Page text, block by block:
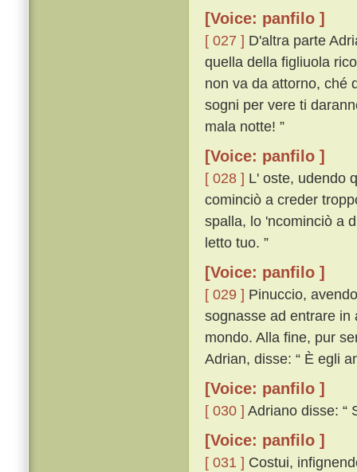
[Voice: panfilo ]
[ 027 ] D'altra parte
quella della figliuola
non va da attorno, ché
sogni per vere ti
mala notte! ”
[Voice: panfilo ]
[ 028 ] L' oste, udendo
cominciò a creder
spalla, lo 'ncominciò a
letto tuo. ”
[Voice: panfilo ]
[ 029 ] Pinuccio,
sognasse ad entrare in
mondo. Alla fine, pur
Adrian, disse: “ È egli
[Voice: panfilo ]
[ 030 ] Adriano disse: “
[Voice: panfilo ]
[ 031 ] Costui,